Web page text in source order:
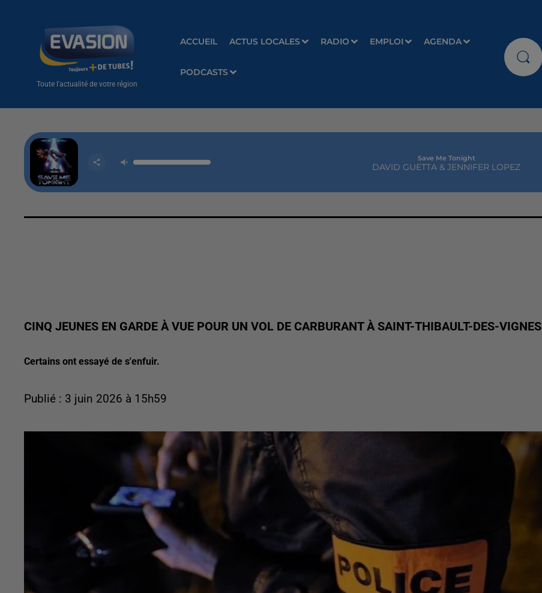
Toute l'actualité de votre région
ACCUEIL ACTUS LOCALES RADIO EMPLOI AGENDA
PODCASTS
Save Me Tonight
DAVID GUETTA & JENNIFER LOPEZ
CINQ JEUNES EN GARDE À VUE POUR UN VOL DE CARBURANT À SAINT-THIBAULT-DES-VIGNES
Certains ont essayé de s'enfuir.
Publié : 3 juin 2026 à 15h59